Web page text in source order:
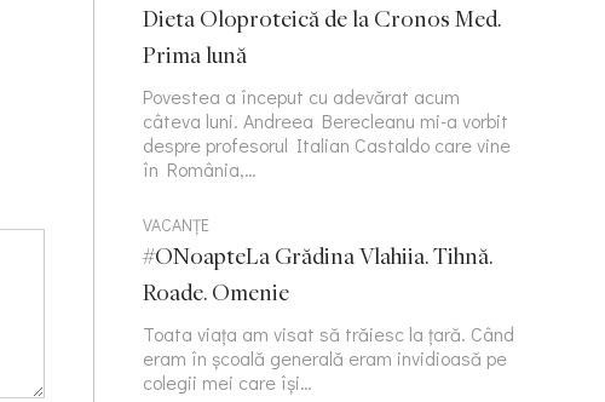
Dieta Oloproteică de la Cronos Med.
Prima lună
Povestea a început cu adevărat acum
câteva luni. Andreea Berecleanu mi-a vorbit
despre profesorul Italian Castaldo care vine
în România,…
VACANȚE
#ONoapteLa Grădina Vlahiia. Tihnă.
Roade. Omenie
Toata viața am visat să trăiesc la țară. Când
eram în școală generală eram invidioasă pe
colegii mei care își…